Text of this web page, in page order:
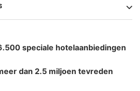
speciale hotelaanbiedingen
dan 2.5 miljoen tevreden